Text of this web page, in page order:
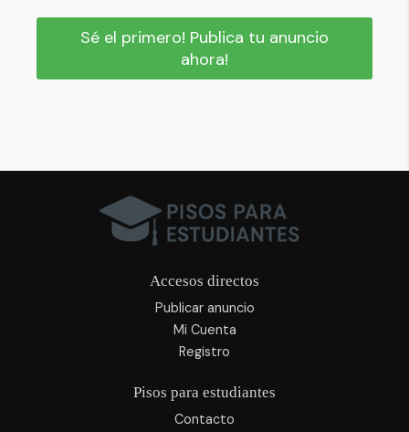
Sé el primero! Publica tu anuncio
ahora!
Accesos directos
Publicar anuncio
Mi Cuenta
Registro
Pisos para estudiantes
Contacto